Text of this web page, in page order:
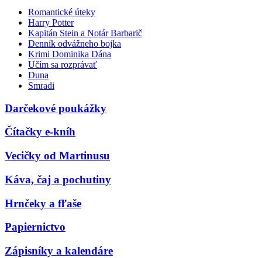
Romantické úteky
Harry Potter
Kapitán Stein a Notár Barbarič
Denník odvážneho bojka
Krimi Dominika Dána
Učím sa rozprávať
Duna
Smradi
Darčekové poukážky
Čítačky e-kníh
Vecičky od Martinusu
Káva, čaj a pochutiny
Hrnčeky a fľaše
Papiernictvo
Zápisníky a kalendáre